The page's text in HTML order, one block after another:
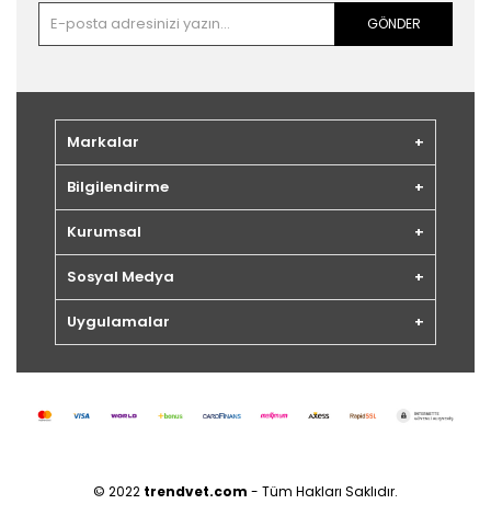
GÖNDER
Markalar
Bilgilendirme
Kurumsal
Sosyal Medya
Uygulamalar
© 2022 trendvet.com - Tüm Hakları Saklıdır.